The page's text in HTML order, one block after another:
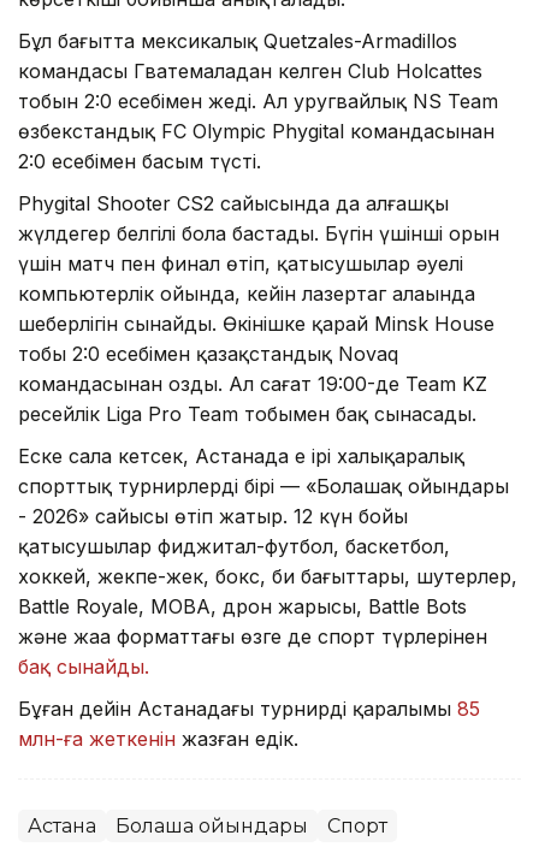
Бұл бағытта мексикалық Quetzales-Armadillos
командасы Гватемаладан келген Club Holcattes
тобын 2:0 есебімен жеңді. Ал уругвайлық NS Team
өзбекстандық FC Olympic Phygital командасынан
2:0 есебімен басым түсті.
Phygital Shooter CS2 сайысында да алғашқы
жүлдегер белгілі бола бастады. Бүгін үшінші орын
үшін матч пен финал өтіп, қатысушылар әуелі
компьютерлік ойында, кейін лазертаг алаңында
шеберлігін сынайды. Өкінішке қарай Minsk House
тобы 2:0 есебімен қазақстандық Novaq
командасынан озды. Ал сағат 19:00-де Team KZ
ресейлік Liga Pro Team тобымен бақ сынасады.
Еске сала кетсек, Астанада ең ірі халықаралық
спорттық турнирлердің бірі — «Болашақ ойындары
- 2026» сайысы өтіп жатыр. 12 күн бойы
қатысушылар фиджитал-футбол, баскетбол,
хоккей, жекпе-жек, бокс, би бағыттары, шутерлер,
Battle Royale, MOBA, дрон жарысы, Battle Bots
және жаңа форматтағы өзге де спорт түрлерінен
бақ сынайды.
Бұған дейін Астанадағы турнирдің қаралымы 85
млн-ға жеткенін жазған едік.
Астана Болашақ ойындары Спорт